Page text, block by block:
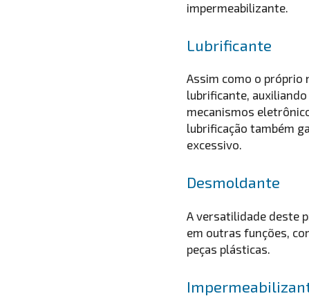
impermeabilizante.
Lubrificante
Assim como o próprio
lubrificante,
mecanismos
lubrificação também
excessivo.
Desmoldante
A versatilidade deste
em outras funções,
peças plásticas.